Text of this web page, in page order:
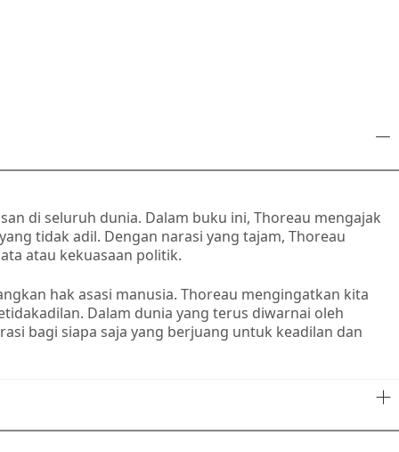
di seluruh dunia. Dalam buku ini, Thoreau mengajak
tidak adil. Dengan narasi yang tajam, Thoreau
atau kekuasaan politik.
hak asasi manusia. Thoreau mengingatkan kita
Dalam dunia yang terus diwarnai oleh
bagi siapa saja yang berjuang untuk keadilan dan